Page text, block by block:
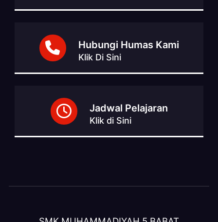
Hubungi Humas Kami
Klik Di Sini
Jadwal Pelajaran
Klik di Sini